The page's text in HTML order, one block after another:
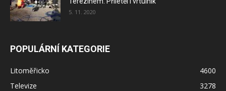
5. 11. 2020
POPULÁRNÍ KATEGORIE
Litoměřicko
4600
Televize
3278